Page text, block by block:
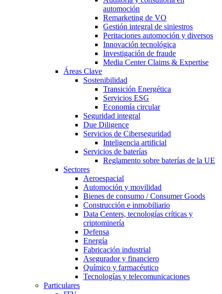
automoción
Remarketing de VO
Gestión integral de siniestros
Peritaciones automoción y diversos
Innovación tecnológica
Investigación de fraude
Media Center Claims & Expertise
Áreas Clave
Sostenibilidad
Transición Energética
Servicios ESG
Economía circular
Seguridad integral
Due Diligence
Servicios de Ciberseguridad
Inteligencia artificial
Servicios de baterías
Reglamento sobre baterías de la UE
Sectores
Aeroespacial
Automoción y movilidad
Bienes de consumo / Consumer Goods
Construcción e inmobiliario
Data Centers, tecnologías críticas y
criptominería
Defensa
Energía
Fabricación industrial
Asegurador y financiero
Químico y farmacéutico
Tecnologías y telecomunicaciones
Particulares